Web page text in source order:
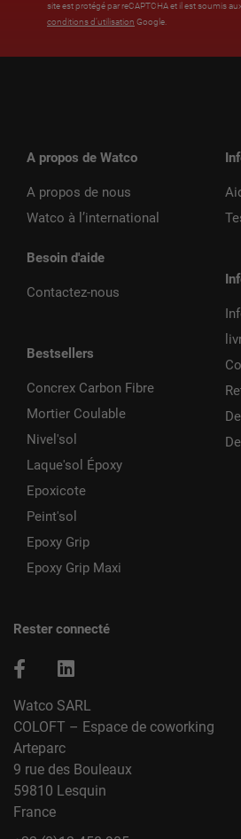
site est protégé par reCAPTCHA et il est soumis aux
conditions d’utilisation Google.
A propos de Watco
A propos de nous
Watco à l’international
Besoin d'aide
Contactez-nous
Bestsellers
Concrex Carbon Fibre
Mortier Coulable
Nivel'sol
Laque'sol Époxy
Epoxicote
Peint'sol
Epoxy Grip
Epoxy Grip Maxi
Rester connecté
Watco SARL
COLOFT – Espace de coworking
Arteparc
9 rue des Bouleaux
59810 Lesquin
France